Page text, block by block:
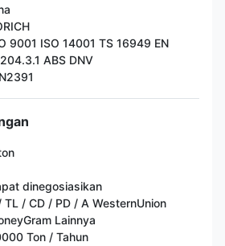
9001 ISO 14001 TS 16949 EN
ABS DNV
dinegosiasikan
TL / CD / PD / A WesternUnion
Lainnya
Ton / Tahun